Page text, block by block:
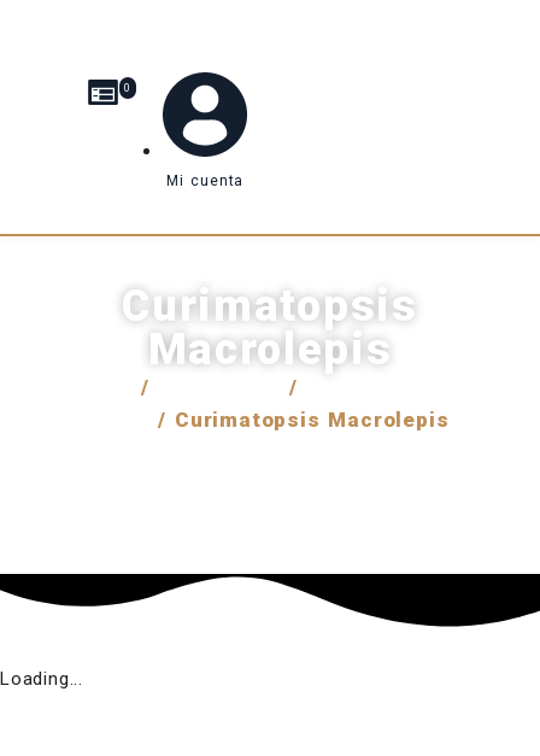
0
Mi cuenta
Curimatopsis
Macrolepis
/ /
/ Curimatopsis Macrolepis
Loading...